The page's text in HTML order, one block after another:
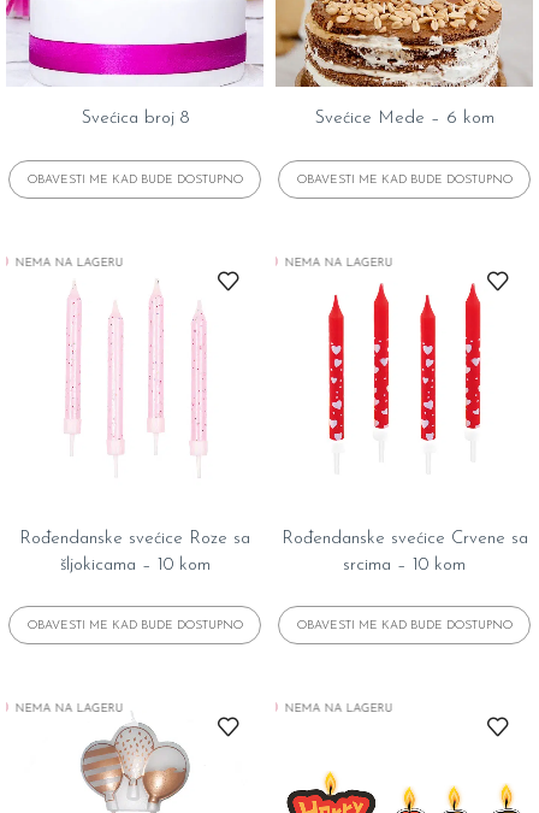
Svećica broj 8 Svećice Mede – 6 kom
NEMA NA LAGERU
Rođendanske svećice Roze sa
šljokicama – 10 kom
NEMA NA LAGERU
Rođendanske svećice Crvene sa
srcima – 10 kom
NEMA NA LAGERU NEMA NA LAGERU